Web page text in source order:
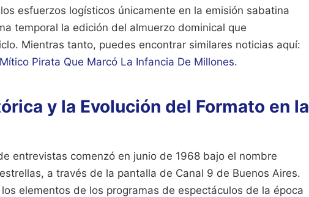
esfuerzos logísticos únicamente en la emisión sabatina
temporal la edición del almuerzo dominical que
Mientras tanto, puedes encontrar similares noticias aquí:
Pirata Que Marcó La Infancia De Millones.
y la Evolución del Formato en la
entrevistas comenzó en junio de 1968 bajo el nombre
a través de la pantalla de Canal 9 de Buenos Aires.
elementos de los programas de espectáculos de la época